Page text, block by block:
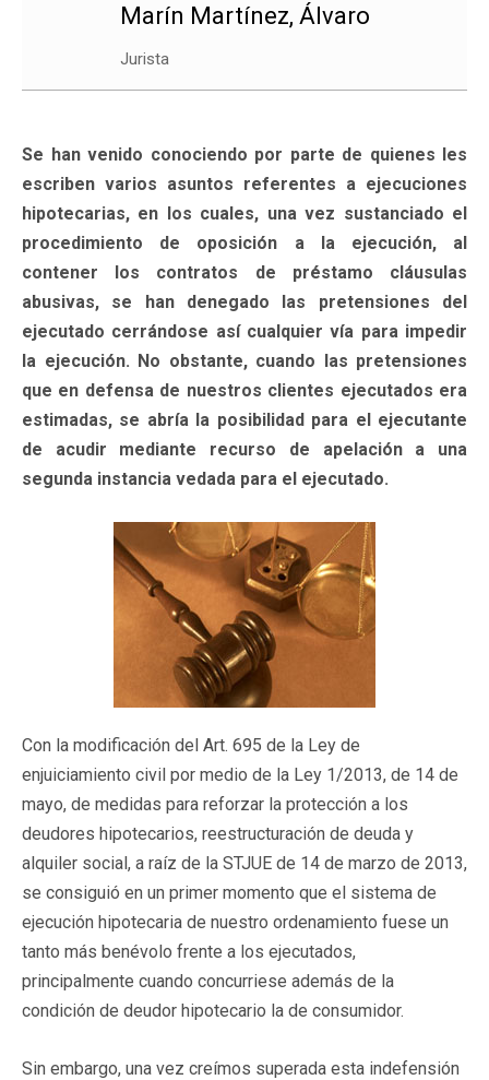
Marín Martínez, Álvaro
Jurista
Se han venido conociendo por parte de quienes les
escriben varios asuntos referentes a ejecuciones
hipotecarias, en los cuales, una vez sustanciado el
procedimiento de oposición a la ejecución, al
contener los contratos de préstamo cláusulas
abusivas, se han denegado las pretensiones del
ejecutado cerrándose así cualquier vía para impedir
la ejecución. No obstante, cuando las pretensiones
que en defensa de nuestros clientes ejecutados era
estimadas, se abría la posibilidad para el ejecutante
de acudir mediante recurso de apelación a una
segunda instancia vedada para el ejecutado.
Con la modificación del Art. 695 de la Ley de
enjuiciamiento civil por medio de la Ley 1/2013, de 14 de
mayo, de medidas para reforzar la protección a los
deudores hipotecarios, reestructuración de deuda y
alquiler social, a raíz de la STJUE de 14 de marzo de 2013,
se consiguió en un primer momento que el sistema de
ejecución hipotecaria de nuestro ordenamiento fuese un
tanto más benévolo frente a los ejecutados,
principalmente cuando concurriese además de la
condición de deudor hipotecario la de consumidor.
Sin embargo, una vez creímos superada esta indefensión